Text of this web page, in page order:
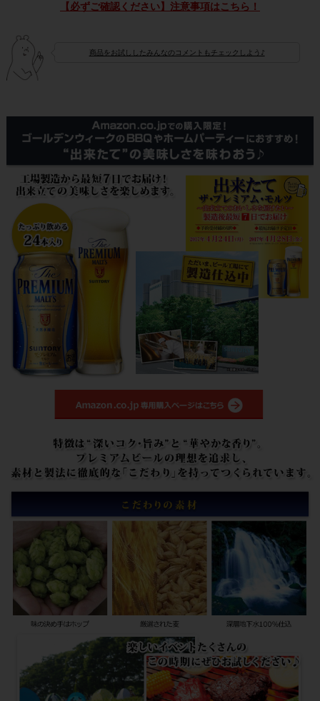
【必ずご確認ください】注意事項はこちら！
商品をお試ししたみんなのコメントもチェックしよう♪